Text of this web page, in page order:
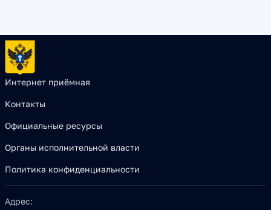
Интернет приёмная
Контакты
Официальные ресурсы
Органы исполнительной власти
Политика конфиденциальности
Адрес: